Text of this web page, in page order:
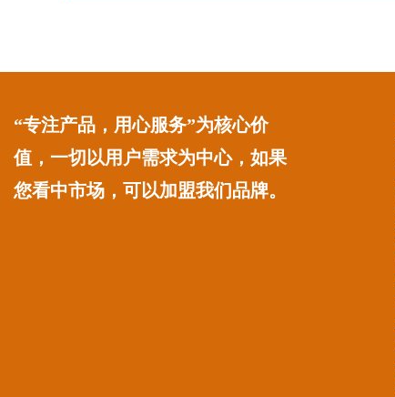
“专注产品，用心服务”为核心价
值，一切以用户需求为中心，如果
您看中市场，可以加盟我们品牌。